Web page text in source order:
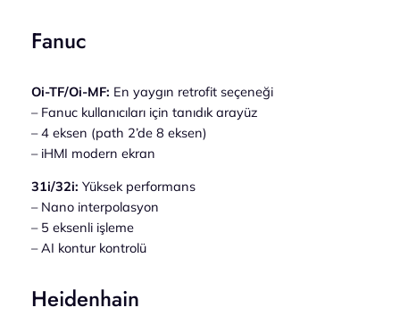
Fanuc
Oi-TF/Oi-MF: En yaygın retrofit seçeneği
– Fanuc kullanıcıları için tanıdık arayüz
– 4 eksen (path 2’de 8 eksen)
– iHMI modern ekran
31i/32i: Yüksek performans
– Nano interpolasyon
– 5 eksenli işleme
– AI kontur kontrolü
Heidenhain